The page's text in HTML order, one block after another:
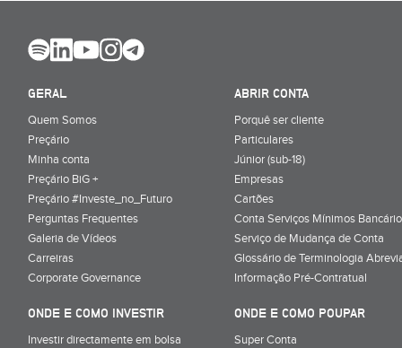
GERAL
Quem Somos
Preçário
Minha conta
Preçário BiG +
Preçário #Investe_no_Futuro
Perguntas Frequentes
Galeria de Vídeos
Carreiras
Corporate Governance
ABRIR CONTA
Porquê ser cliente
Particulares
Júnior (sub-18)
Empresas
Cartões
Conta Serviços Mínimos
Serviço de Mudança de Conta
Glossário de Terminologia
Informação Pré-Contratual
ONDE E COMO INVESTIR
Investir directamente em bolsa
ONDE E COMO POUPAR
Super Conta